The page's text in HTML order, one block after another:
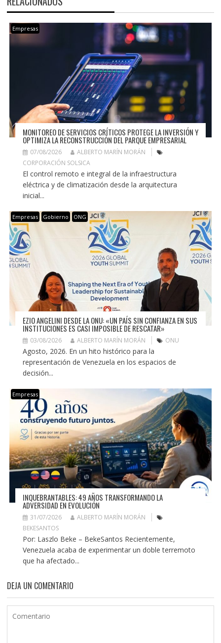
Empresas
MONITOREO DE SERVICIOS CRÍTICOS PROTEGE LA INVERSIÓN Y
OPTIMIZA LA RECONSTRUCCIÓN DEL PARQUE EMPRESARIAL
07/08/2026
ALBERTO MARÍN MORÁN
CORPORACIÓN SOLSICA
El control remoto e integral de la infraestructura
eléctrica y de climatización desde la arquitectura
inicial...
Empresas Gobierno ONG
EZIO ANGELINI DESDE LA ONU: «UN PAÍS SIN CONFIANZA EN SUS
INSTITUCIONES ES CASI IMPOSIBLE DE RESCATAR»
03/08/2026 ALBERTO MARÍN MORÁN ONU
Agosto, 2026. En un hito histórico para la
representación de Venezuela en los espacios de
decisión...
Empresas
INQUEBRANTABLES: 49 AÑOS TRANSFORMANDO LA
ADVERSIDAD EN EVOLUCIÓN
31/07/2026
ALBERTO MARÍN MORÁN
BEKESANTOS
Por: Laszlo Beke – BekeSantos Recientemente,
Venezuela acaba de experimentar un doble terremoto
que ha afectado...
DEJA UN COMENTARIO